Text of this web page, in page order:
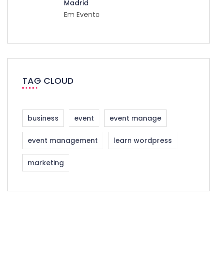
Madrid
Em Evento
TAG CLOUD
business event event manage
event management learn wordpress
marketing